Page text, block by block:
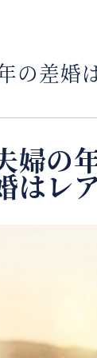
差婚
婦の
はレ